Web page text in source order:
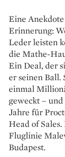
Eine
Erinnerung:
Leder leisten
die Mathe-
Ein Deal, der
er seinen Ball.
einmal
geweckt –
Jahre für
Head of
Fluglinie
Budapest.